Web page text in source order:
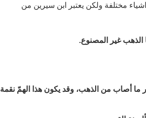
مختلفة ولكن يعتبر ابن سيرين من
غير المصنوع.
أصاب من الذهب، وقد يكون هذا الهمّ نقمة